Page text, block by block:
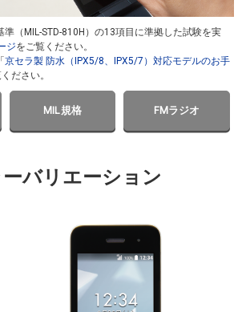
（MIL-STD-810H）の13項目に準拠した試験を実
ジをご覧ください。
京セラ製 防水（IPX5/8、IPX5/7）対応モデルのお手
ださい。
MIL規格 FMラジオ
バリエーション